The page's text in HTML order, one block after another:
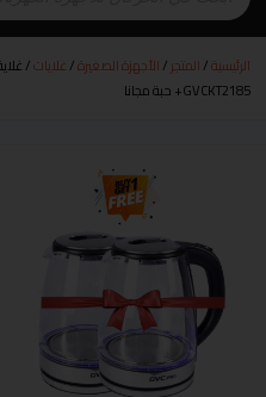
الرئيسية/المتجر/الأجهزة الصغيرة/غلايات
GVCKT2185+ حبة مجانا